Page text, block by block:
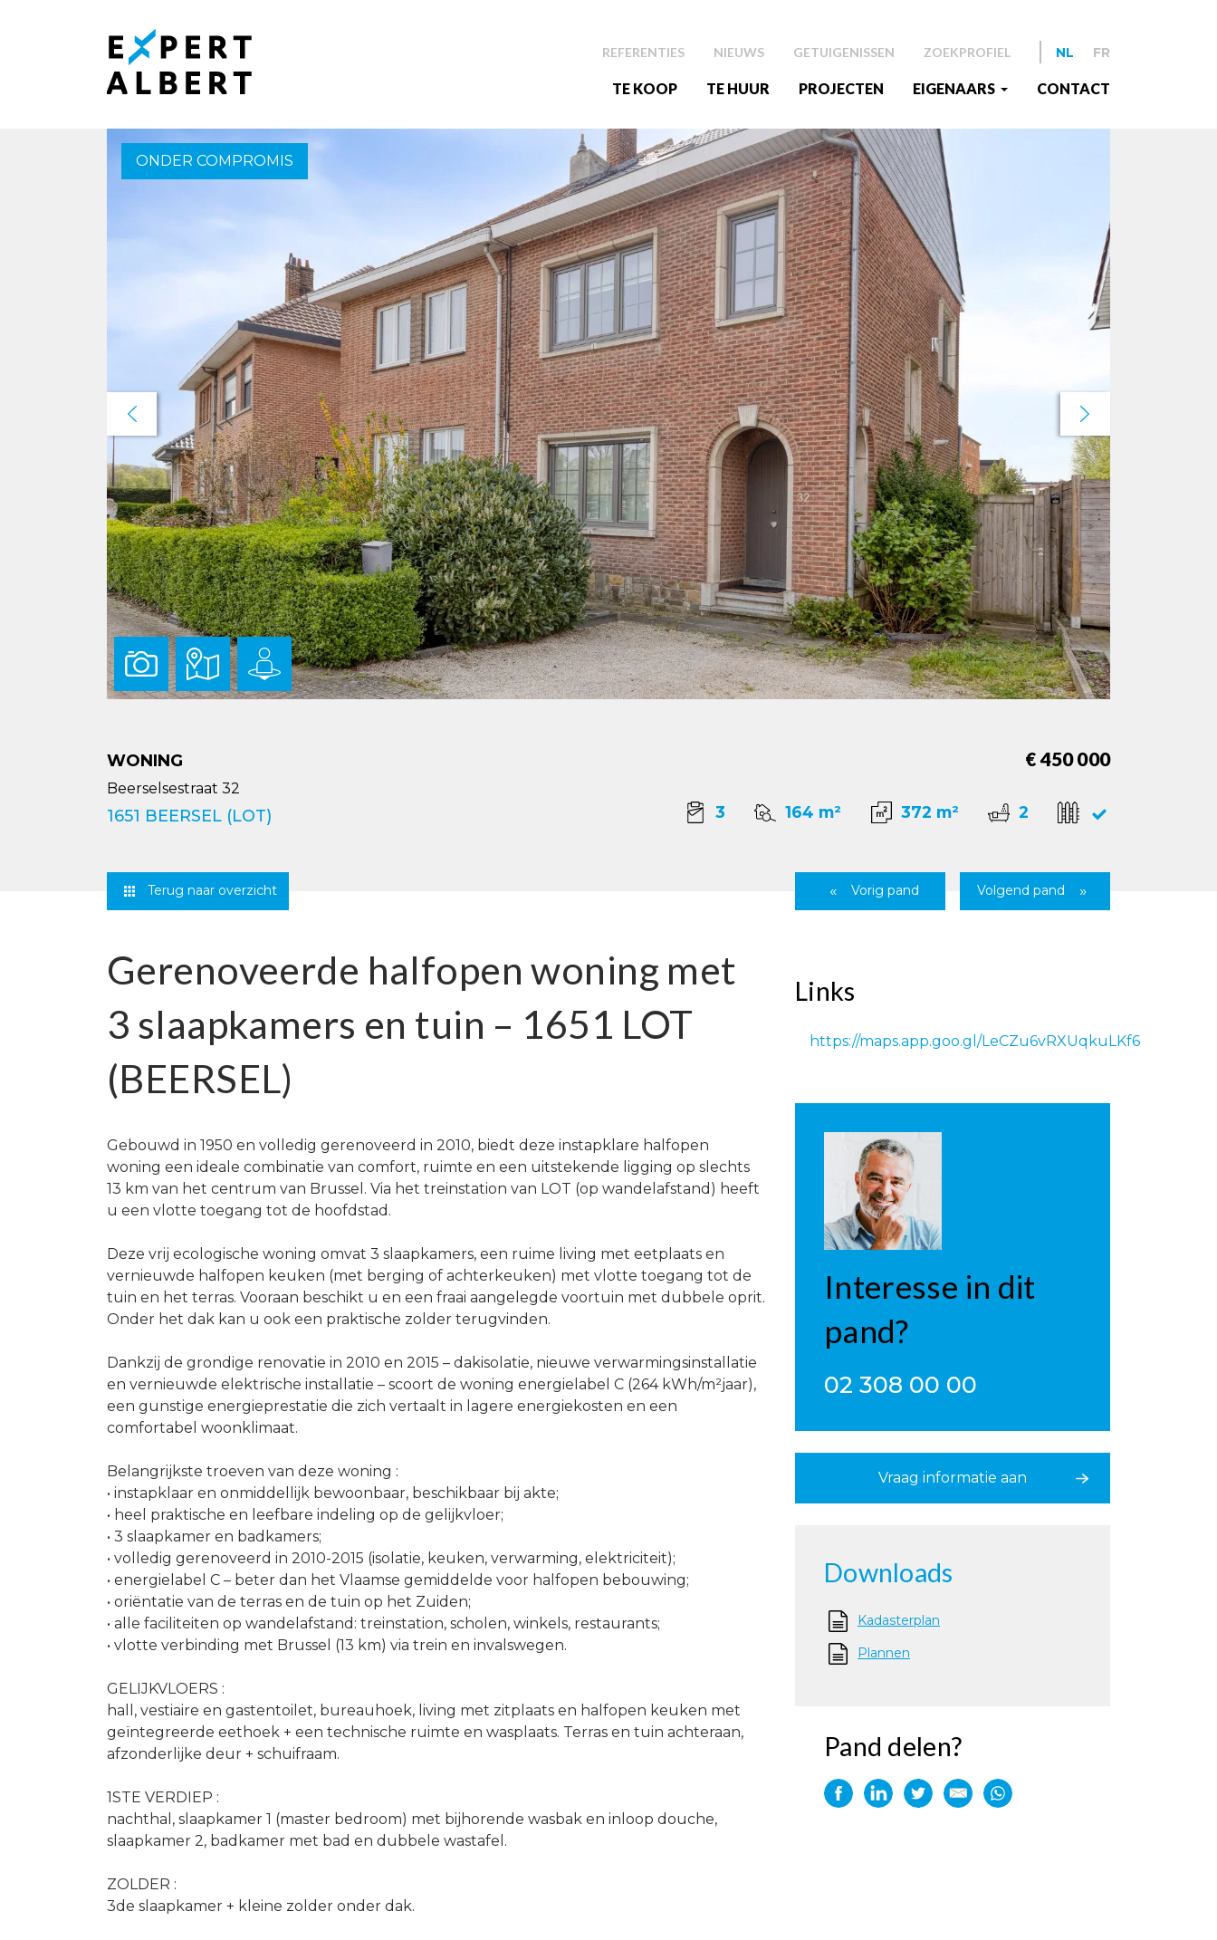
REFERENTIES NIEUWS GETUIGENISSEN ZOEKPROFIEL NL FR
TE KOOP TE HUUR PROJECTEN EIGENAARS CONTACT
Previous Next
ONDER COMPROMIS
WONING
Beerselsestraat 32
1651 BEERSEL (LOT)
€ 450 000
3 164 m² 372 m² 2
Terug naar overzicht Vorig pand Volgend pand
Gerenoveerde halfopen woning met
3 slaapkamers en tuin – 1651 LOT
(BEERSEL)
Gebouwd in 1950 en volledig gerenoveerd in 2010, biedt deze instapklare halfopen
woning een ideale combinatie van comfort, ruimte en een uitstekende ligging op slechts
13 km van het centrum van Brussel. Via het treinstation van LOT (op wandelafstand) heeft
u een vlotte toegang tot de hoofdstad.
Deze vrij ecologische woning omvat 3 slaapkamers, een ruime living met eetplaats en
vernieuwde halfopen keuken (met berging of achterkeuken) met vlotte toegang tot de
tuin en het terras. Vooraan beschikt u en een fraai aangelegde voortuin met dubbele oprit.
Onder het dak kan u ook een praktische zolder terugvinden.
Dankzij de grondige renovatie in 2010 en 2015 – dakisolatie, nieuwe verwarmingsinstallatie
en vernieuwde elektrische installatie – scoort de woning energielabel C (264 kWh/m²jaar),
een gunstige energieprestatie die zich vertaalt in lagere energiekosten en een
comfortabel woonklimaat.
Belangrijkste troeven van deze woning :
• instapklaar en onmiddellijk bewoonbaar, beschikbaar bij akte;
• heel praktische en leefbare indeling op de gelijkvloer;
• 3 slaapkamer en badkamers;
• volledig gerenoveerd in 2010-2015 (isolatie, keuken, verwarming, elektriciteit);
• energielabel C – beter dan het Vlaamse gemiddelde voor halfopen bebouwing;
• oriëntatie van de terras en de tuin op het Zuiden;
• alle faciliteiten op wandelafstand: treinstation, scholen, winkels, restaurants;
• vlotte verbinding met Brussel (13 km) via trein en invalswegen.
GELIJKVLOERS :
hall, vestiaire en gastentoilet, bureauhoek, living met zitplaats en halfopen keuken met
geïntegreerde eethoek + een technische ruimte en wasplaats. Terras en tuin achteraan,
afzonderlijke deur + schuifraam.
1STE VERDIEP :
nachthal, slaapkamer 1 (master bedroom) met bijhorende wasbak en inloop douche,
slaapkamer 2, badkamer met bad en dubbele wastafel.
ZOLDER :
3de slaapkamer + kleine zolder onder dak.
Pand delen?
Links
https://maps.app.goo.gl/LeCZu6vRXUqkuLKf6
Interesse in dit
pand?
Vraag informatie aan
02 308 00 00
Downloads
Kadasterplan
Plannen